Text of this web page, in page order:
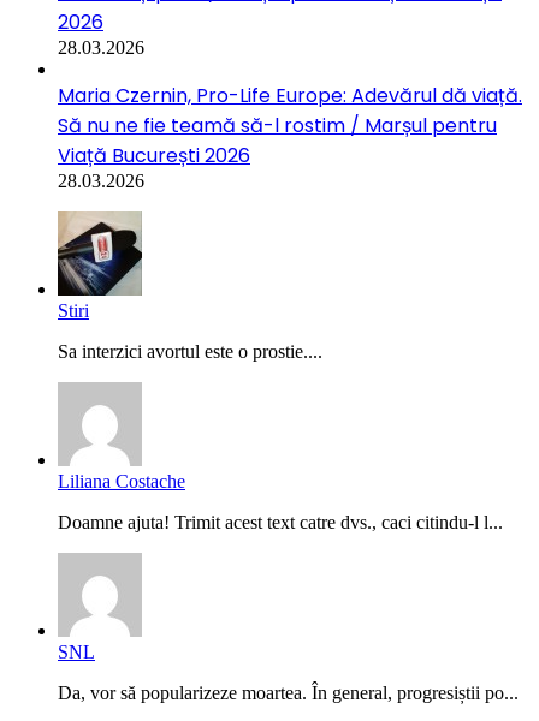
2026
28.03.2026
Maria Czernin, Pro-Life Europe: Adevărul dă viață.
Să nu ne fie teamă să-l rostim / Marșul pentru
Viață București 2026
28.03.2026
Stiri
Sa interzici avortul este o prostie....
Liliana Costache
Doamne ajuta! Trimit acest text catre dvs., caci citindu-l l...
SNL
Da, vor să popularizeze moartea. În general, progresiștii po...